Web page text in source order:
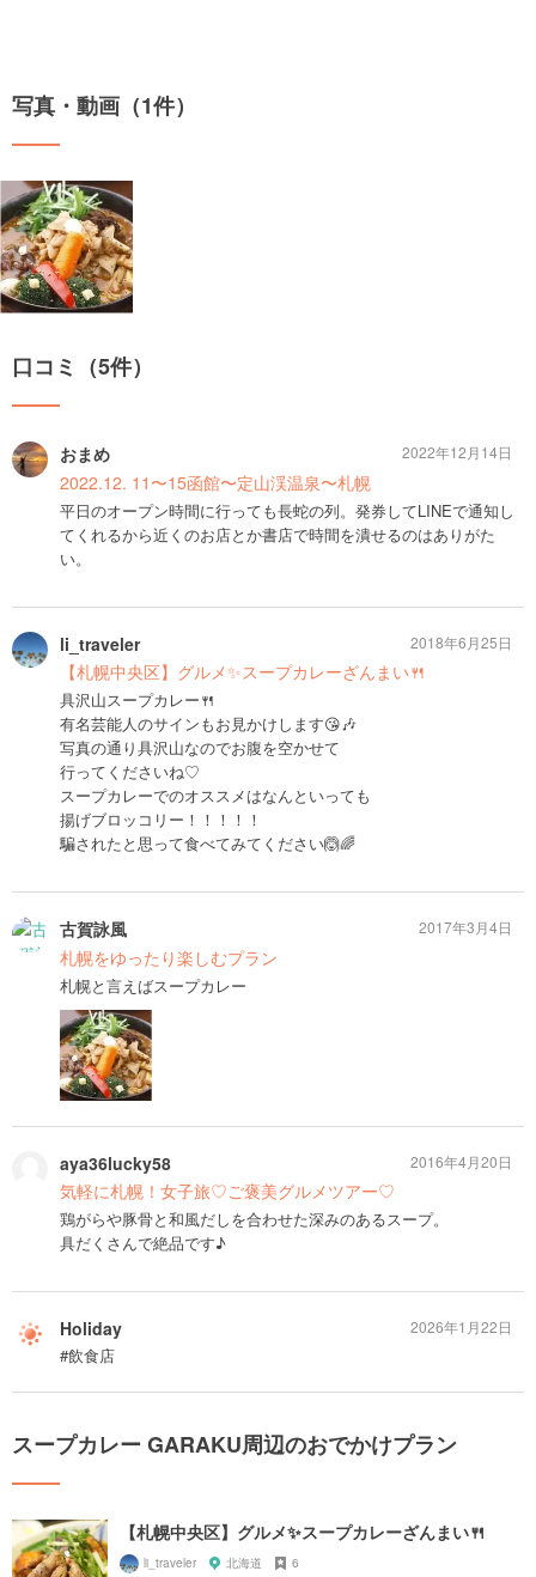
写真・動画（1件）
口コミ（5件）
おまめ
2022.12. 11〜15函館〜定山渓温泉〜札幌
平日のオープン時間に行っても長蛇の列。発券してLINEで通知し
てくれるから近くのお店とか書店で時間を潰せるのはありがた
い。
2022年12月14日
li_traveler
【札幌中央区】グルメ✨スープカレーざんまい🍴
具沢山スープカレー🍴
有名芸能人のサインもお見かけします😘🎶
写真の通り具沢山なのでお腹を空かせて
行ってくださいね♡
スープカレーでのオススメはなんといっても
揚げブロッコリー！！！！！
騙されたと思って食べてみてください🙆🌈
2018年6月25日
古賀詠風
札幌をゆったり楽しむプラン
札幌と言えばスープカレー
2017年3月4日
aya36lucky58
気軽に札幌！女子旅♡ご褒美グルメツアー♡
鶏がらや豚骨と和風だしを合わせた深みのあるスープ。
具だくさんで絶品です♪
2016年4月20日
Holiday
#飲食店
2026年1月22日
スープカレー GARAKU周辺のおでかけプラン
【札幌中央区】グルメ✨スープカレーざんまい🍴
li_traveler 北海道 6